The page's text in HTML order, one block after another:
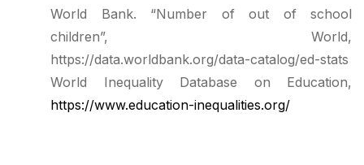
World Bank. “Number of out of school
children”, World,
https://data.worldbank.org/data-catalog/ed-stats
World Inequality Database on Education,
https://www.education-inequalities.org/